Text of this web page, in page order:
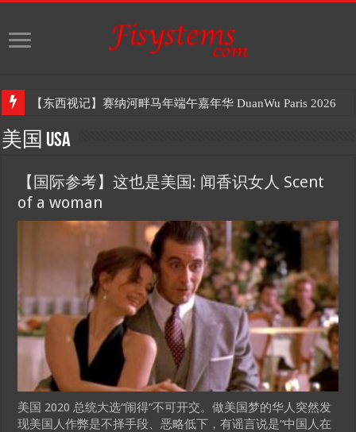
【东西视记】赛纳河畔马年端午嘉年华 DuanWu Paris 2026
美国 USA
【国际参考】这也是美国: 闻香识女人 Scent
of a woman
美国 2020 总统大选“闹得”不可开交。做美国梦的华人突然发
现美国人作弊是不择手段、恶略低下，有谣言说是“中国人在